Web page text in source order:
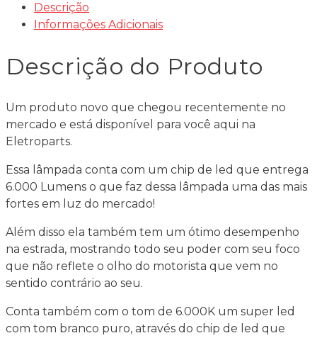
Descrição
Informações Adicionais
Descrição do Produto
Um produto novo que chegou recentemente no
mercado e está disponível para você aqui na
Eletroparts.
Essa lâmpada conta com um chip de led que entrega
6.000 Lumens o que faz dessa lâmpada uma das mais
fortes em luz do mercado!
Além disso ela também tem um ótimo desempenho
na estrada, mostrando todo seu poder com seu foco
que não reflete o olho do motorista que vem no
sentido contrário ao seu.
Conta também com o tom de 6.000K um super led
com tom branco puro, através do chip de led que